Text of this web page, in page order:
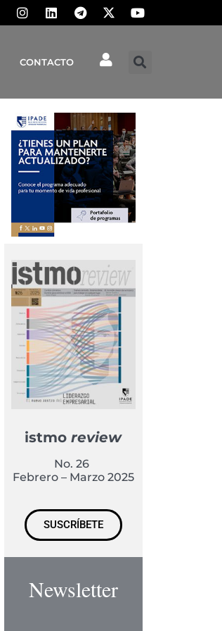
CONTACTO
istmoreview
No. 26
Febrero – Marzo 2025
SUSCRÍBETE
Newsletter